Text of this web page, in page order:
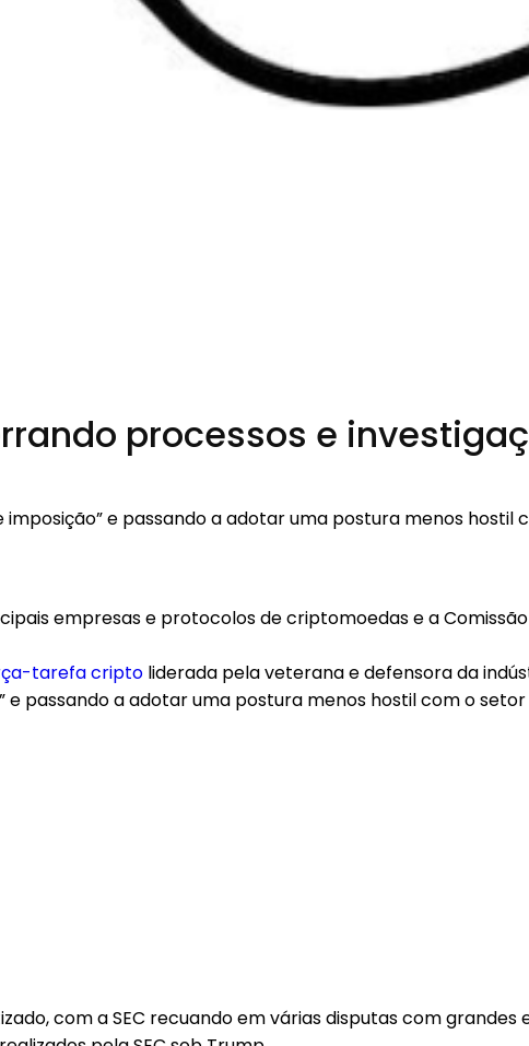
processos e
e passando a adotar uma postura menos hostil
empresas e protocolos de criptomoedas e a Comissão
tarefa cripto liderada pela veterana e defensora da
e passando a adotar uma postura menos hostil com o
com a SEC recuando em várias disputas com